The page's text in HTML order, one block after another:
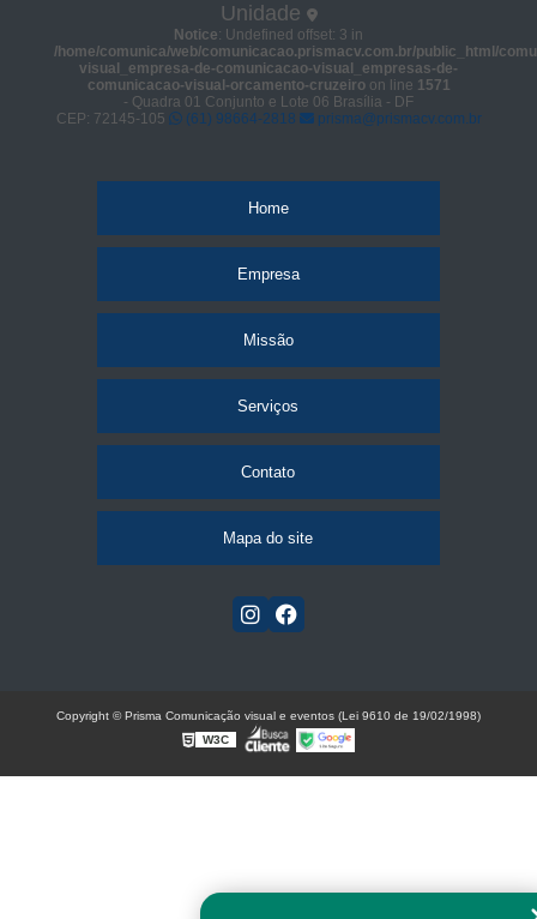
Unidade
Notice: Undefined offset: 3 in
/home/comunica/web/comunicacao.prismacv.com.br/public_html/
visual_empresa-de-comunicacao-visual_empresas-de-
comunicacao-visual-orcamento-cruzeiroon line 1571
- Quadra 01 Conjunto e Lote 06 Brasília - DF
CEP: 72145-105
(61) 98664-2818 prisma@prismacv.com.br
Home
Empresa
Missão
Serviços
Contato
Mapa do site
Copyright © Prisma Comunicação visual e eventos (Lei 9610 de 19/02/1998)
W3C